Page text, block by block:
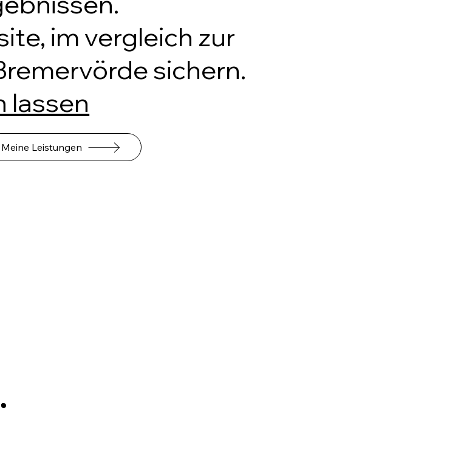
im vergleich zur
sichern.
lassen
Meine Leistungen